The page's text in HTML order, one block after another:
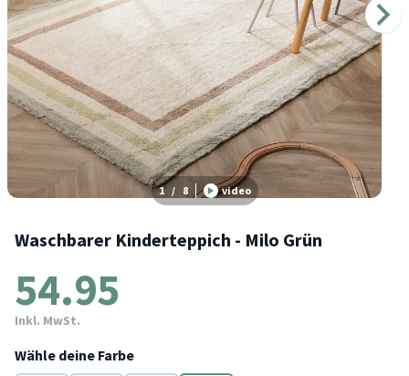
1 / 8 video
Waschbarer Kinderteppich - Milo Grün
54.95
Inkl. MwSt.
Wähle deine Farbe